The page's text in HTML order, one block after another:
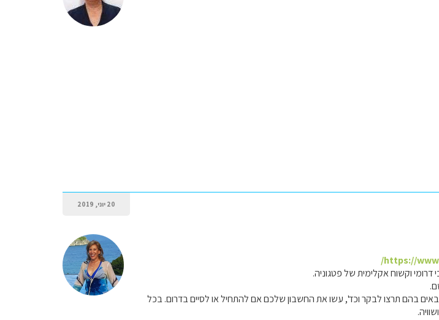
20 יוני, 2019
https://
וקשוח אקלימית של פטגוניה.
בהם תרצו לבקר וכד', עשו את החשבון שלכם אם להתחיל או לסיים בדרום. בכל